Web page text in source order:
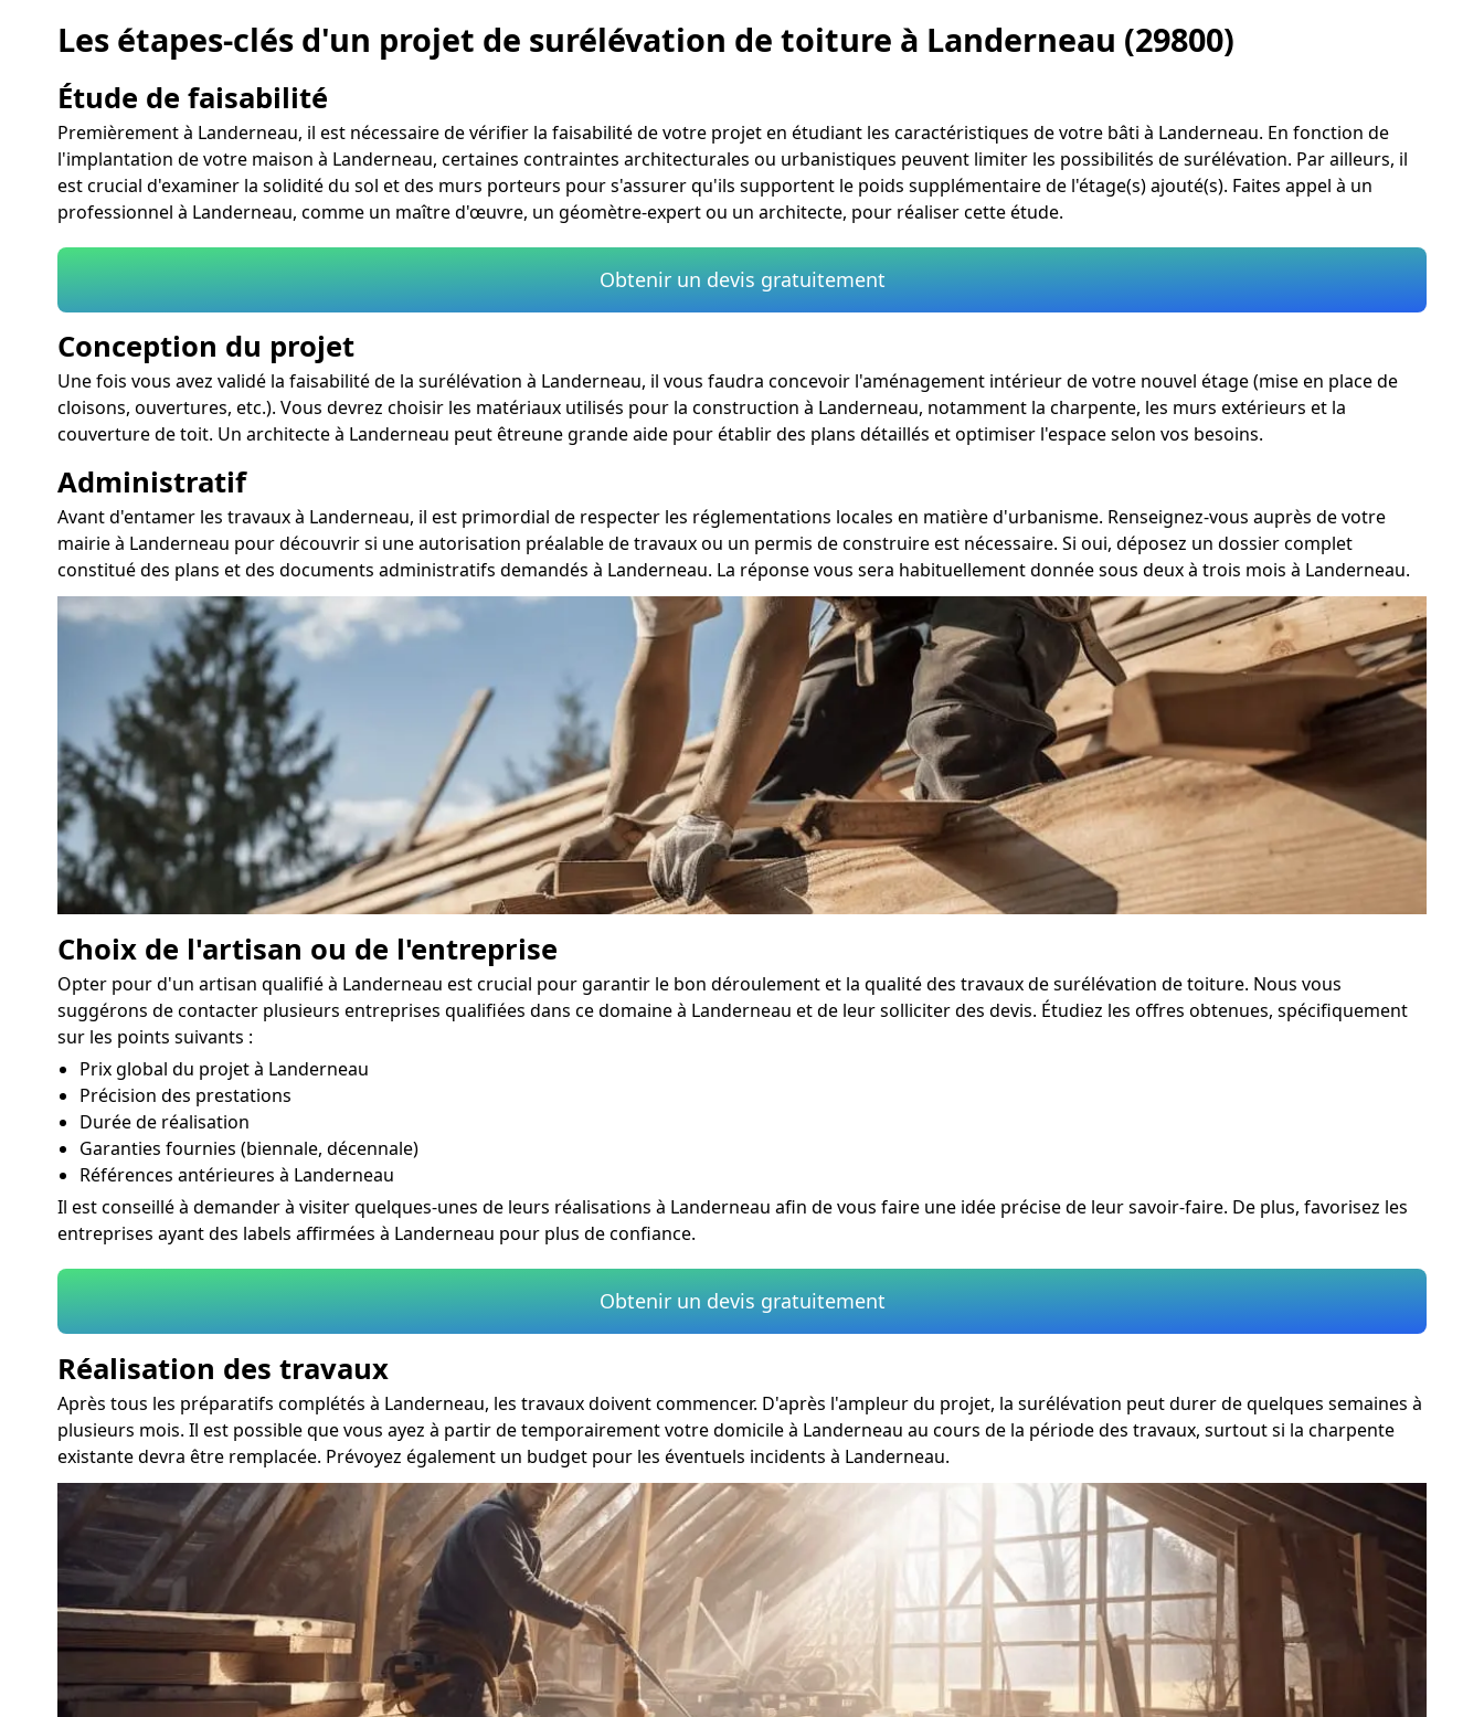
Les étapes-clés d'un projet de surélévation de toiture à Landerneau (29800)
Étude de faisabilité
Premièrement à Landerneau, il est nécessaire de vérifier la faisabilité de votre projet en étudiant les caractéristiques de votre bâti à Landerneau. En fonction de
l'implantation de votre maison à Landerneau, certaines contraintes architecturales ou urbanistiques peuvent limiter les possibilités de surélévation. Par ailleurs, il
est crucial d'examiner la solidité du sol et des murs porteurs pour s'assurer qu'ils supportent le poids supplémentaire de l'étage(s) ajouté(s). Faites appel à un
professionnel à Landerneau, comme un maître d'œuvre, un géomètre-expert ou un architecte, pour réaliser cette étude.
Obtenir un devis gratuitement
Conception du projet
Une fois vous avez validé la faisabilité de la surélévation à Landerneau, il vous faudra concevoir l'aménagement intérieur de votre nouvel étage (mise en place de
cloisons, ouvertures, etc.). Vous devrez choisir les matériaux utilisés pour la construction à Landerneau, notamment la charpente, les murs extérieurs et la
couverture de toit. Un architecte à Landerneau peut êtreune grande aide pour établir des plans détaillés et optimiser l'espace selon vos besoins.
Administratif
Avant d'entamer les travaux à Landerneau, il est primordial de respecter les réglementations locales en matière d'urbanisme. Renseignez-vous auprès de votre
mairie à Landerneau pour découvrir si une autorisation préalable de travaux ou un permis de construire est nécessaire. Si oui, déposez un dossier complet
constitué des plans et des documents administratifs demandés à Landerneau. La réponse vous sera habituellement donnée sous deux à trois mois à Landerneau.
Choix de l'artisan ou de l'entreprise
Opter pour d'un artisan qualifié à Landerneau est crucial pour garantir le bon déroulement et la qualité des travaux de surélévation de toiture. Nous vous
suggérons de contacter plusieurs entreprises qualifiées dans ce domaine à Landerneau et de leur solliciter des devis. Étudiez les offres obtenues, spécifiquement
sur les points suivants :
Prix global du projet à Landerneau
Précision des prestations
Durée de réalisation
Garanties fournies (biennale, décennale)
Références antérieures à Landerneau
Il est conseillé à demander à visiter quelques-unes de leurs réalisations à Landerneau afin de vous faire une idée précise de leur savoir-faire. De plus, favorisez les
entreprises ayant des labels affirmées à Landerneau pour plus de confiance.
Obtenir un devis gratuitement
Réalisation des travaux
Après tous les préparatifs complétés à Landerneau, les travaux doivent commencer. D'après l'ampleur du projet, la surélévation peut durer de quelques semaines à
plusieurs mois. Il est possible que vous ayez à partir de temporairement votre domicile à Landerneau au cours de la période des travaux, surtout si la charpente
existante devra être remplacée. Prévoyez également un budget pour les éventuels incidents à Landerneau.